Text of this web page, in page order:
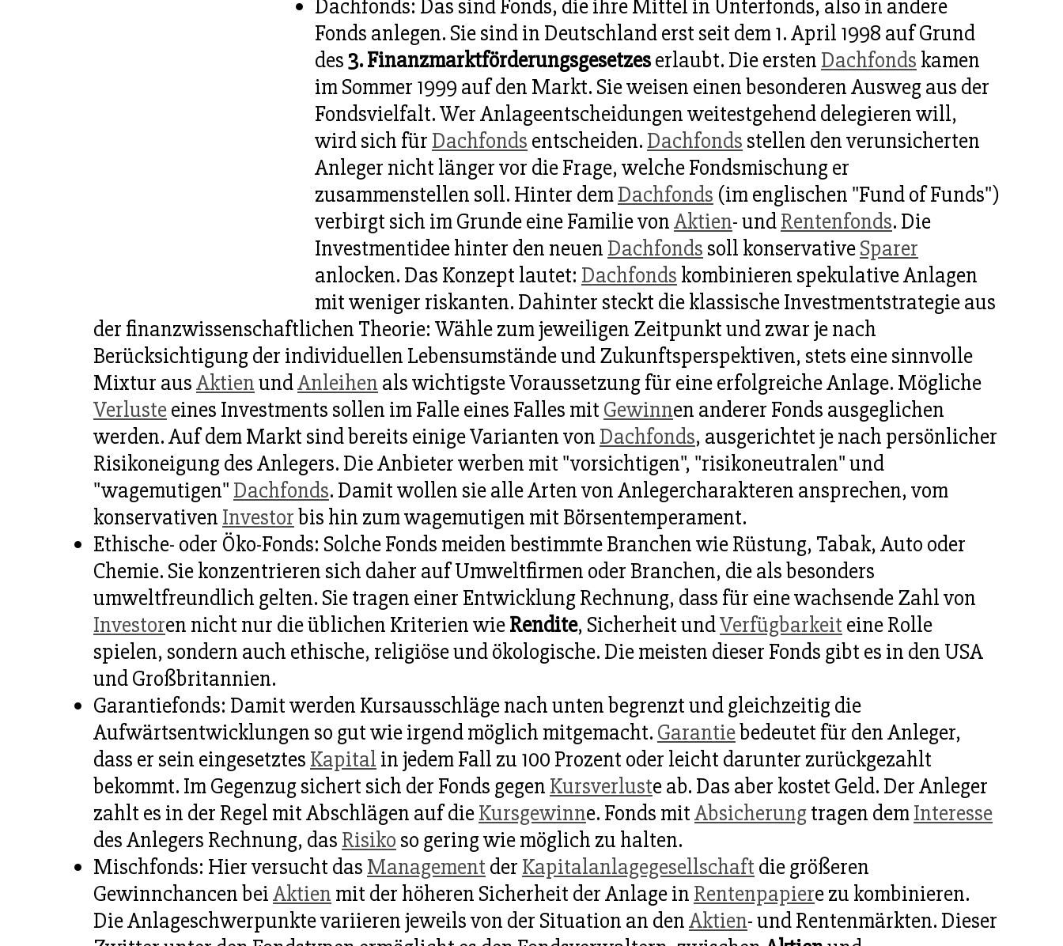
Dachfonds: Das sind Fonds, die ihre Mittel in Unterfonds, also in andere
Fonds anlegen. Sie sind in Deutschland erst seit dem 1. April 1998 auf Grund
des3. Finanzmarktförderungsgesetzeserlaubt. Die ersten Dachfonds kamen
im Sommer 1999 auf den Markt. Sie weisen einen besonderen Ausweg aus der
Fondsvielfalt. Wer Anlageentscheidungen weitestgehend delegieren will,
wird sich für Dachfonds entscheiden. Dachfonds stellen den verunsicherten
Anleger nicht länger vor die Frage, welche Fondsmischung er
zusammenstellen soll. Hinter demDachfonds (im englischen "Fund of Funds")
verbirgt sich im Grunde eine Familie vonAktien- undRentenfonds. Die
Investmentidee hinter den neuen Dachfonds soll konservativeSparer
anlocken. Das Konzept lautet: Dachfonds kombinieren spekulative Anlagen
mit weniger riskanten. Dahinter steckt die klassische Investmentstrategie aus
der finanzwissenschaftlichen Theorie: Wähle zum jeweiligen Zeitpunkt und zwar je nach
Berücksichtigung der individuellen Lebensumstände und Zukunftsperspektiven, stets eine sinnvolle
Mixtur ausAktienundAnleihen als wichtigste Voraussetzung für eine erfolgreiche Anlage. Mögliche
Verlusteeines Investments sollen im Falle eines Falles mit Gewinnen anderer Fonds ausgeglichen
werden. Auf dem Markt sind bereits einige Varianten von Dachfonds, ausgerichtet je nach persönlicher
Risikoneigung des Anlegers. Die Anbieter werben mit "vorsichtigen", "risikoneutralen" und
"wagemutigen" Dachfonds. Damit wollen sie alle Arten von Anlegercharakteren ansprechen, vom
konservativen Investorbis hin zum wagemutigen mit Börsentemperament.
Ethische- oder Öko-Fonds: Solche Fonds meiden bestimmte Branchen wie Rüstung, Tabak, Auto oder
Chemie. Sie konzentrieren sich daher auf Umweltfirmen oder Branchen, die als besonders
umweltfreundlich gelten. Sie tragen einer Entwicklung Rechnung, dass für eine wachsende Zahl von
Investoren nicht nur die üblichen Kriterien wieRendite, Sicherheit undVerfügbarkeit eine Rolle
spielen, sondern auch ethische, religiöse und ökologische. Die meisten dieser Fonds gibt es in den USA
und Großbritannien.
Garantiefonds: Damit werden Kursausschläge nach unten begrenzt und gleichzeitig die
Aufwärtsentwicklungen so gut wie irgend möglich mitgemacht. Garantiebedeutet für den Anleger,
dass er sein eingesetztes Kapital in jedem Fall zu 100 Prozent oder leicht darunter zurückgezahlt
bekommt. Im Gegenzug sichert sich der Fonds gegen Kursverluste ab. Das aber kostet Geld. Der Anleger
zahlt es in der Regel mit Abschlägen auf dieKursgewinne. Fonds mitAbsicherungtragen demInteresse
des Anlegers Rechnung, das Risiko so gering wie möglich zu halten.
Mischfonds: Hier versucht das Management der Kapitalanlagegesellschaft die größeren
Gewinnchancen beiAktien mit der höheren Sicherheit der Anlage in Rentenpapiere zu kombinieren.
Die Anlageschwerpunkte variieren jeweils von der Situation an denAktien- und Rentenmärkten. Dieser